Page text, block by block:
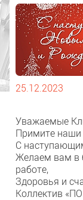
25.12.2023
Уважаемые
Примите наши
С
Желаем вам в
работе,
Здоровья и
Коллектив